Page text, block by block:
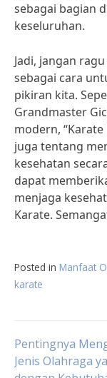
sebagai bagian
keseluruhan.
Jadi, jangan
sebagai cara
pikiran kita.
Grandmaster
modern,
juga tentang
kesehatan
dapat
menjaga
Karate.
Posted in Manfaat
karate
Post
Pentingnya
Jenis Olahraga